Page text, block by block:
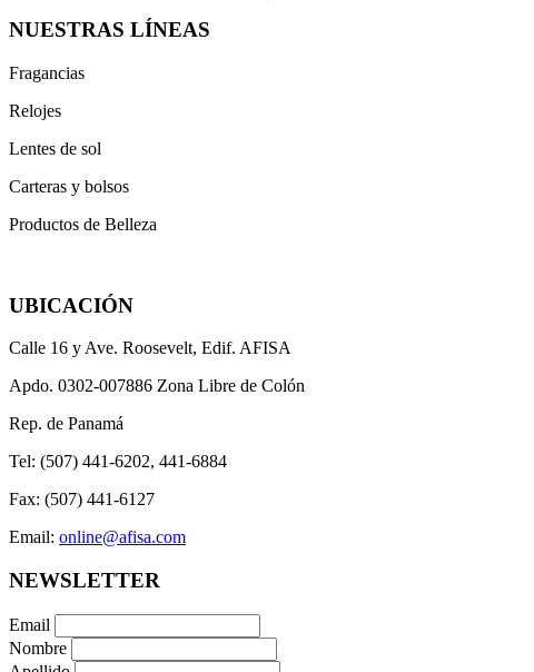
NUESTRAS LÍNEAS
Fragancias
Relojes
Lentes de sol
Carteras y bolsos
Productos de Belleza
UBICACIÓN
Calle 16 y Ave. Roosevelt, Edif. AFISA
Apdo. 0302-007886 Zona Libre de Colón
Rep. de Panamá
Tel: (507) 441-6202, 441-6884
Fax: (507) 441-6127
Email: online@afisa.com
NEWSLETTER
Email
Nombre